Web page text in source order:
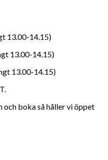
13.00-14.15)
13.00-14.15)
13.00-14.15)
och boka så håller vi öppet